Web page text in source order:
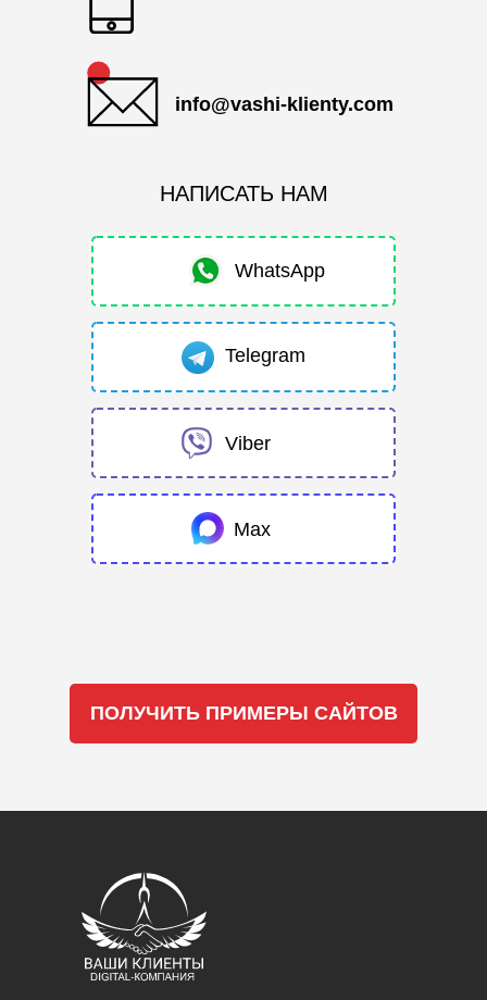
Max
info@vashi-klienty.com
НАПИСАТЬ НАМ
WhatsApp
Telegram
Viber
ПОЛУЧИТЬ ПРИМЕРЫ САЙТОВ